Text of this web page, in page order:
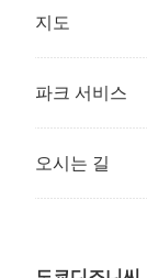
지도
파크 서비스
오시는 길